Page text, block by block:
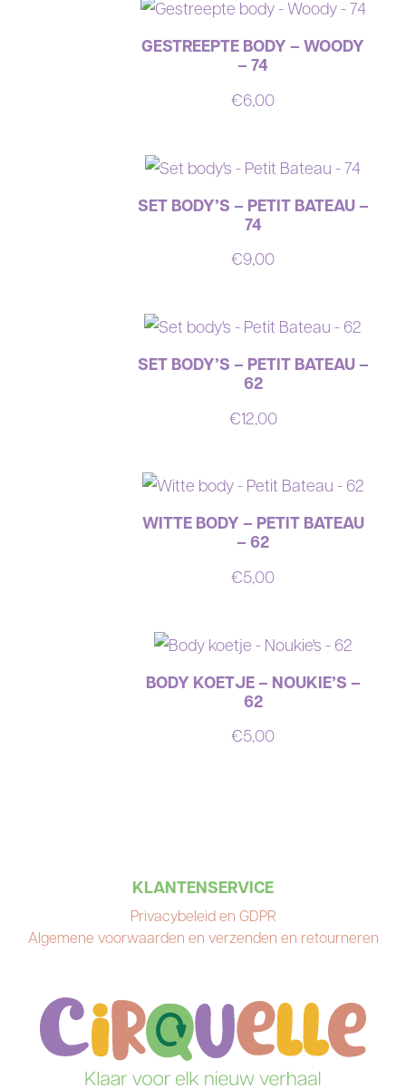
GESTREEPTE BODY – WOODY
– 74
€6,00
SET BODY’S – PETIT BATEAU –
74
€9,00
SET BODY’S – PETIT BATEAU –
62
€12,00
WITTE BODY – PETIT BATEAU
– 62
€5,00
BODY KOETJE – NOUKIE’S –
62
€5,00
KLANTENSERVICE
Privacybeleid en GDPR
Algemene voorwaarden en verzenden en retourneren